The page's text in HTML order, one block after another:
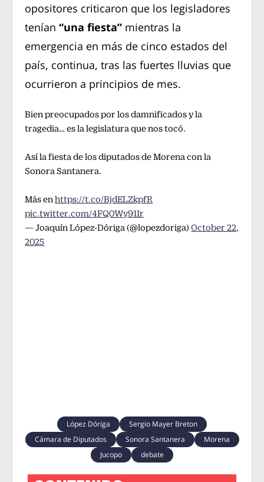
opositores criticaron que los legisladores
tenían“una fiesta” mientras la
emergencia en más de cinco estados del
país, continua, tras las fuertes lluvias que
ocurrieron a principios de mes.
Bien preocupados por los damnificados y la
tragedia… es la legislatura que nos tocó.
Así la fiesta de los diputados de Morena con la
Sonora Santanera.
Más enhttps://t.co/BjdELZkpfR
pic.twitter.com/4FQ0Wy91Ir
— Joaquín López-Dóriga (@lopezdoriga)October 22,
2025
López Dóriga
Sergio Mayer Breton
Cámara de Diputados
Sonora Santanera
Morena
Jucopo
debate